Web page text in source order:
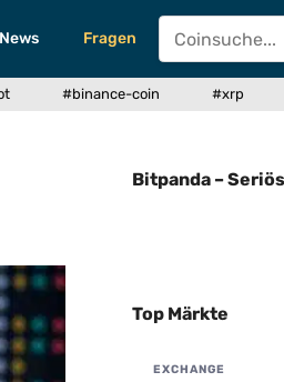
News Fragen
#binance-coin #xrp
Bitpanda –
Top Märkte
EXCHANGE